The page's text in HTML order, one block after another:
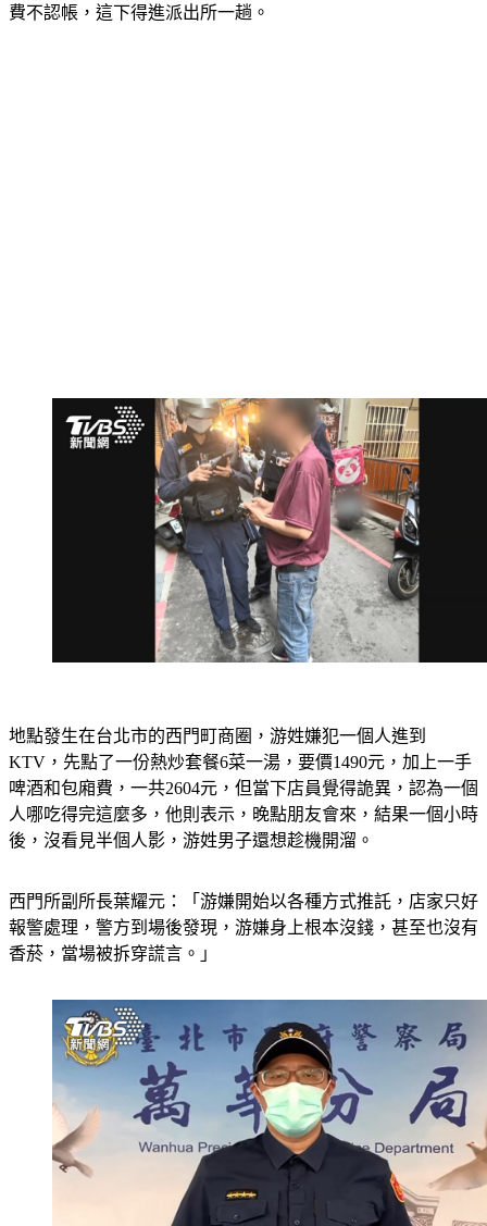
費不認帳，這下得進派出所一趟。
地點發生在台北市的西門町商圈，游姓嫌犯一個人進到
KTV，先點了一份熱炒套餐6菜一湯，要價1490元，加上一手
啤酒和包廂費，一共2604元，但當下店員覺得詭異，認為一個
人哪吃得完這麼多，他則表示，晚點朋友會來，結果一個小時
後，沒看見半個人影，游姓男子還想趁機開溜。
西門所副所長葉耀元：「游嫌開始以各種方式推託，店家只好
報警處理，警方到場後發現，游嫌身上根本沒錢，甚至也沒有
香菸，當場被拆穿謊言。」